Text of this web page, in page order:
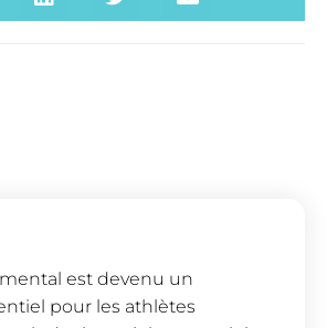
est devenu un
pour les athlètes